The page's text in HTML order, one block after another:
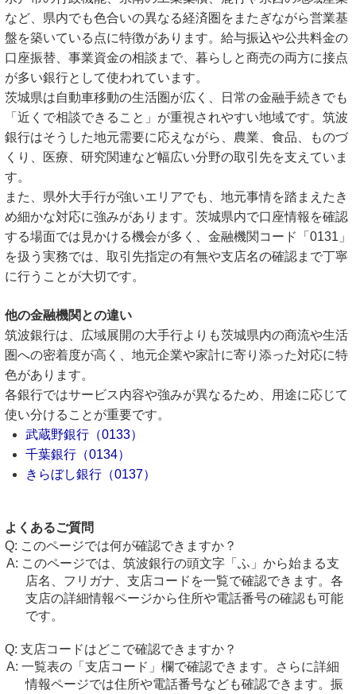
など、県内でも色合いの異なる経済圏をまたぎながら営業基
盤を築いている点に特徴があります。給与振込や公共料金の
口座振替、事業資金の相談まで、暮らしと商売の両方に接点
が多い銀行として使われています。
茨城県は自動車移動の生活圏が広く、日常の金融手続きでも
「近くで相談できること」が重視されやすい地域です。筑波
銀行はそうした地元需要に応えながら、農業、食品、ものづ
くり、医療、研究関連など幅広い分野の取引先を支えていま
す。
また、県外大手行が強いエリアでも、地元事情を踏まえたき
め細かな対応に強みがあります。茨城県内で口座情報を確認
する場面では見かける機会が多く、金融機関コード「0131」
を扱う実務では、取引先指定の有無や支店名の確認まで丁寧
に行うことが大切です。
他の金融機関との違い
筑波銀行は、広域展開の大手行よりも茨城県内の商流や生活
圏への密着度が高く、地元企業や家計に寄り添った対応に特
色があります。
各銀行ではサービス内容や強みが異なるため、用途に応じて
使い分けることが重要です。
武蔵野銀行（0133）
千葉銀行（0134）
きらぼし銀行（0137）
よくあるご質問
このページでは何が確認できますか？
このページでは、筑波銀行の頭文字「ふ」から始まる支
店名、フリガナ、支店コードを一覧で確認できます。各
支店の詳細情報ページから住所や電話番号の確認も可能
です。
支店コードはどこで確認できますか？
一覧表の「支店コード」欄で確認できます。さらに詳細
情報ページでは住所や電話番号なども確認できます。振